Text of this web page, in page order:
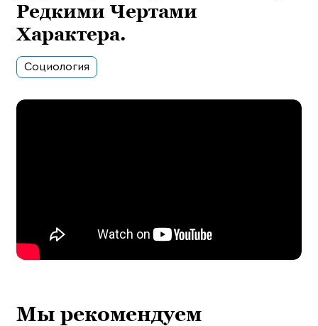
Редкими Чертами
Характера.
Социология
Мы рекомендуем